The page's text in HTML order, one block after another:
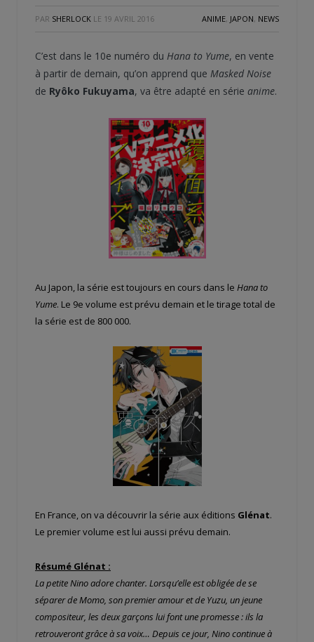
PAR SHERLOCK LE 19 AVRIL 2016 ANIME, JAPON, NEWS
C’est dans le 10e numéro du Hana to Yume, en vente
à partir de demain, qu’on apprend que Masked Noise
de Ryôko Fukuyama, va être adapté en série anime.
Au Japon, la série est toujours en cours dans le Hana to
Yume. Le 9e volume est prévu demain et le tirage total de
la série est de 800 000.
En France, on va découvrir la série aux éditions Glénat.
Le premier volume est lui aussi prévu demain.
Résumé Glénat :
La petite Nino adore chanter. Lorsqu’elle est obligée de se
séparer de Momo, son premier amour et de Yuzu, un jeune
compositeur, les deux garçons lui font une promesse : ils la
retrouveront grâce à sa voix… Depuis ce jour, Nino continue à